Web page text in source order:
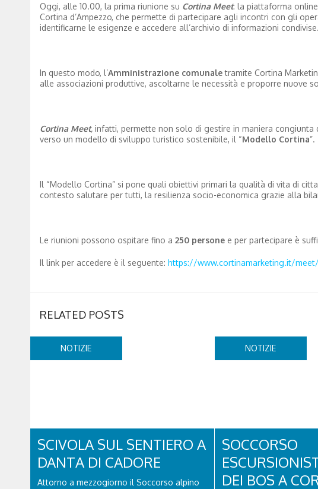
Oggi, alle 10.00, la prima riunione su Cortina Meet: la piattaforma
Cortina d’Ampezzo, che permette di partecipare agli incontri con gli
identificarne le esigenze e accedere all’archivio di informazioni condivise.
In questo modo, l’Amministrazione comunaletramite Cortina
alle associazioni produttive, ascoltarne le necessità e proporre nuove
Cortina Meet,infatti, permette non solo di gestire in maniera congiunta
verso un modello di sviluppo turistico sostenibile, il “Modello Cortina”.
Il “Modello Cortina” si pone quali obiettivi primari la qualità di vita di
contesto salutare per tutti, la resilienza socio-economica grazie alla
Le riunioni possono ospitare fino a 250 persone e per partecipare è
Il link per accedere è il seguente: https://www.cortinamarketing.it/meet/
RELATED POSTS
NOTIZIE
SCIVOLA SUL SENTIERO A
DANTA DI CADORE
Attorno a mezzogiorno il Soccorso alpino
NOTIZIE
SOCCORSO
DEI BOS A